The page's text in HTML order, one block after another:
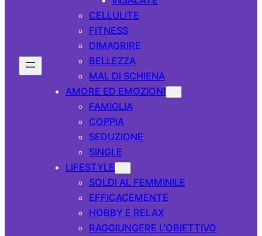
CELLULITE
FITNESS
DIMAGRIRE
BELLEZZA
MAL DI SCHIENA
AMORE ED EMOZIONI
FAMIGLIA
COPPIA
SEDUZIONE
SINGLE
LIFESTYLE
SOLDI AL FEMMINILE
EFFICACEMENTE
HOBBY E RELAX
RAGGIUNGERE L’OBIETTIVO